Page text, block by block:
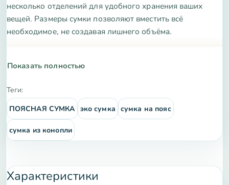
несколько отделений для удобного хранения ваших
вещей. Размеры сумки позволяют вместить всё
необходимое, не создавая лишнего объёма.
функциональный аксессуар, который подчеркнёт вашу
Показать полностью
Теги:
ПОЯСНАЯ СУМКА эко сумка сумка на пояс
сумка из конопли
Характеристики